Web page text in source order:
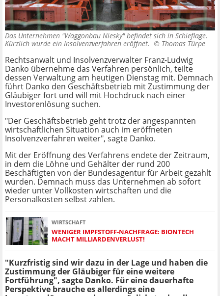
Das Unternehmen "Waggonbau Niesky" befindet sich in Schieflage.
Kürzlich wurde ein Insolvenzverfahren eröffnet. © Thomas Türpe
Rechtsanwalt und Insolvenzverwalter Franz-Ludwig
Danko übernehme das Verfahren persönlich, teilte
dessen Verwaltung am heutigen Dienstag mit. Demnach
führt Danko den Geschäftsbetrieb mit Zustimmung der
Gläubiger fort und will mit Hochdruck nach einer
Investorenlösung suchen.
"Der Geschäftsbetrieb geht trotz der angespannten
wirtschaftlichen Situation auch im eröffneten
Insolvenzverfahren weiter", sagte Danko.
Mit der Eröffnung des Verfahrens endete der Zeitraum,
in dem die Löhne und Gehälter der rund 200
Beschäftigten von der Bundesagentur für Arbeit gezahlt
wurden. Demnach muss das Unternehmen ab sofort
wieder unter Vollkosten wirtschaften und die
Personalkosten selbst zahlen.
WIRTSCHAFT
WENIGER IMPFSTOFF-NACHFRAGE: BIONTECH
MACHT MILLIARDENVERLUST!
"Kurzfristig sind wir dazu in der Lage und haben die
Zustimmung der Gläubiger für eine weitere
Fortführung", sagte Danko. Für eine dauerhafte
Perspektive brauche es allerdings eine